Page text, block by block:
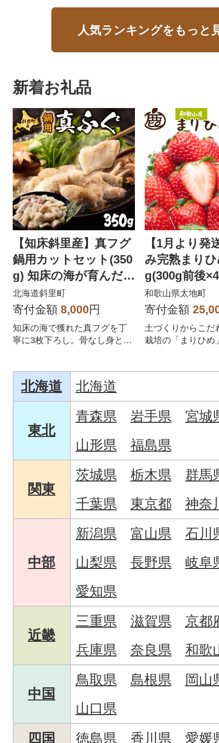
人気ランキングをもっと
新着お礼品
【知床斜里産】真フグ
鍋用カットセット(350
g) 知床の海が育んだ高
級魚、真フグをご家庭
で。
北海道斜里町
寄付金額 8,000円
知床の海で獲れた真フグを丁
寧に3枚下ろし。骨なし身と旨
【1月より発
み完熟まり
g(300g前後
【ikd779sato
和歌山県太地町
寄付金額
土づくりからこだ
栽培の「まりひめ
北海道 北海道
東北
青森県 岩手県
宮城
山形県
福島県
関東
茨城県 栃木県
群馬
千葉県
東京都 神奈
中部
新潟県 富山県
石川
山梨県
長野県
岐阜
愛知県
近畿
三重県 滋賀県
京都
兵庫県
奈良県 和歌
中国
鳥取県 島根県
岡山
山口県
四国
徳島県 香川県 愛媛